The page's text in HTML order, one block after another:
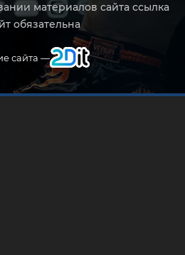
материалов сайта ссылка
обязательна
сайта —